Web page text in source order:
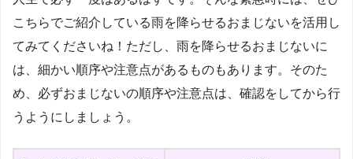
こちらでご紹介している雨を降らせるおまじないを活用し
てみてくださいね！ただし、雨を降らせるおまじないに
は、細かい順序や注意点があるものもあります。そのた
め、必ずおまじないの順序や注意点は、確認をしてから行
うようにしましょう。